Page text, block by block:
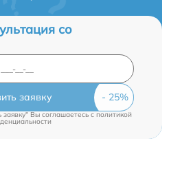
со
заявку
Вы соглашаетесь c политикой